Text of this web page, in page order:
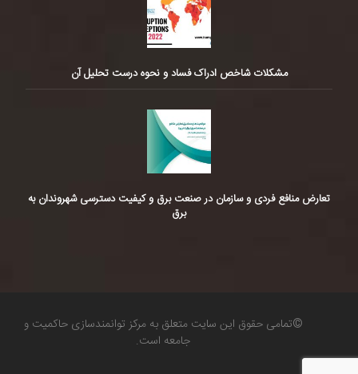
مشکلات شاخص ادراک فساد و نحوه درست تحلیل آن
تعارض منافع فردی و سازمان در صنعت برق و کیفیت دسترسی شهروندان به
برق
©تمامی حقوق این سایت متعلق به مرکز توانمندسازی حاکمیت و
جامعه است.